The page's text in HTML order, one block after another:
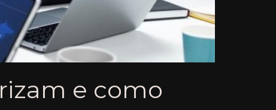
e como